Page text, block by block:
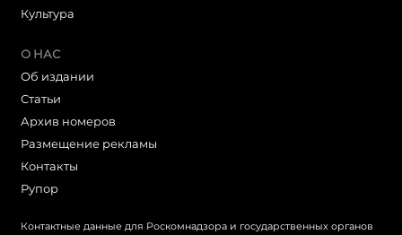
Культура
О НАС
Об издании
Статьи
Архив номеров
Размещение рекламы
Контакты
Рупор
Контактные данные для Роскомнадзора и государственных органов